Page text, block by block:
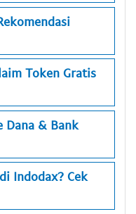
Token Gratis
Dana & Bank
Indodax? Cek